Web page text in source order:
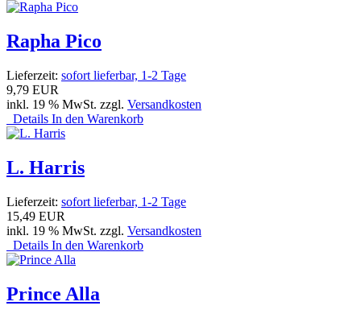
Rapha Pico
Lieferzeit: sofort lieferbar, 1-2 Tage
9,79 EUR
inkl. 19 % MwSt. zzgl. Versandkosten
Details In den Warenkorb
L. Harris
Lieferzeit: sofort lieferbar, 1-2 Tage
15,49 EUR
inkl. 19 % MwSt. zzgl. Versandkosten
Details In den Warenkorb
Prince Alla